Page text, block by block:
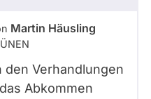
Martin Häusling
den Verhandlungen
Abkommen